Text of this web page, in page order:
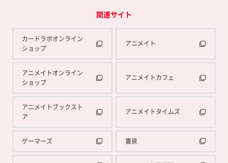
関連サイト
カードラボオンライン
ショップ
アニメイト
アニメイトオンライン
ショップ
アニメイトカフェ
アニメイトブックスト
ア
アニメイトタイムズ
ゲーマーズ 書泉